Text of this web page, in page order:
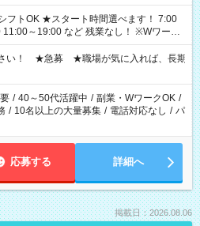
選べます！ 7:00
～19:00 など 残業なし！ ※Wワーク
合わせ週40時間超の就業はご案内できま
週20時間以上勤務は社会保険への加入対
派遣法（日雇い派遣の原則禁止）によ
就業はご案内が難しい場合があります
さい！ ★急募 ★職場が気に入れば、長期
/ 40～50代活躍中 / 副業・WワークOK /
/ 10名以上の大量募集 / 電話対応なし / パ
応募する 詳細へ
掲載日：2026.08.06